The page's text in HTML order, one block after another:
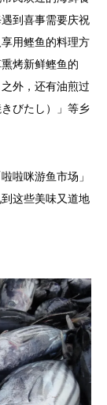
到喜事需要庆祝
用鲣鱼的料理方
烤新鲜鲣鱼的
外，还有油煎过
びたし）」等乡
啦咪游鱼市场」
这些美味又道地